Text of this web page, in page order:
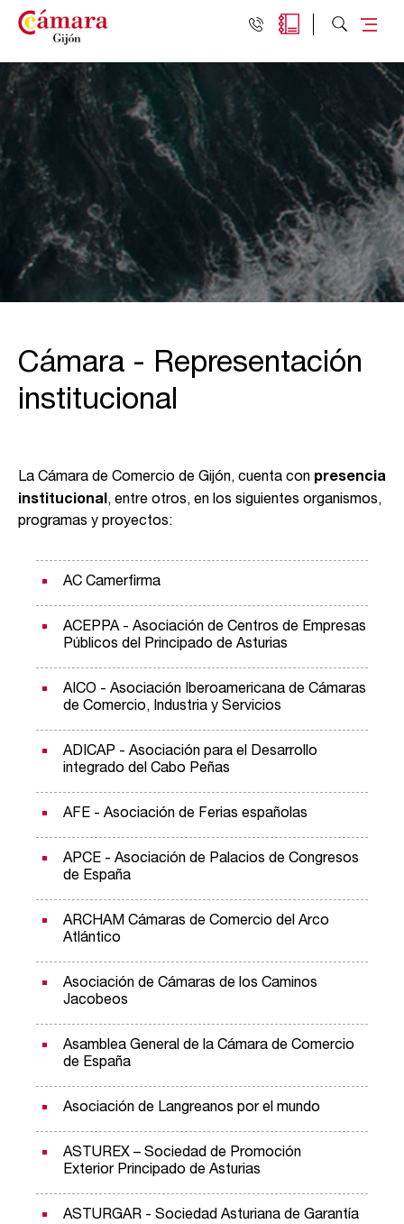
Cámara - Representación
institucional
La Cámara de Comercio de Gijón, cuenta con presencia
institucional , entre otros, en los siguientes organismos,
programas y proyectos:
AC Camerfirma
ACEPPA - Asociación de Centros de Empresas
Públicos del Principado de Asturias
AICO - Asociación Iberoamericana de Cámaras
de Comercio, Industria y Servicios
ADICAP - Asociación para el Desarrollo
integrado del Cabo Peñas
AFE - Asociación de Ferias españolas
APCE - Asociación de Palacios de Congresos
de España
ARCHAM Cámaras de Comercio del Arco
Atlántico
Asociación de Cámaras de los Caminos
Jacobeos
Asamblea General de la Cámara de Comercio
de España
Asociación de Langreanos por el mundo
ASTUREX – Sociedad de Promoción
Exterior Principado de Asturias
ASTURGAR - Sociedad Asturiana de Garantía